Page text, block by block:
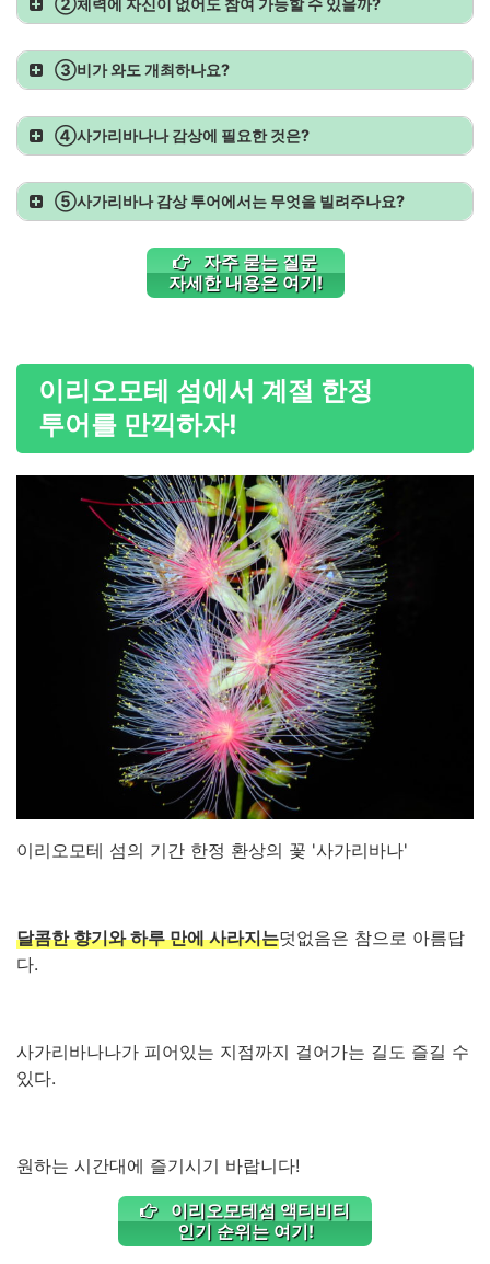
②체력에 자신이 없어도 참여 가능할 수 있을까?
③비가 와도 개최하나요?
④사가리바나나 감상에 필요한 것은?
⑤사가리바나 감상 투어에서는 무엇을 빌려주나요?
자주 묻는 질문
자세한 내용은 여기!
이리오모테 섬에서 계절 한정
투어를 만끽하자!
이리오모테 섬의 기간 한정 환상의 꽃 '사가리바나'
달콤한 향기와 하루 만에 사라지는덧없음은 참으로 아름답
다.
사가리바나나가 피어있는 지점까지 걸어가는 길도 즐길 수
있다.
원하는 시간대에 즐기시기 바랍니다!
이리오모테섬 액티비티
인기 순위는 여기!